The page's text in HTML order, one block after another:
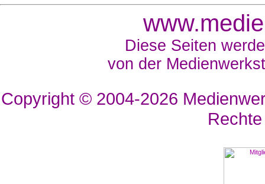
Diese Seiten
von der
Copyright © 2004-2026